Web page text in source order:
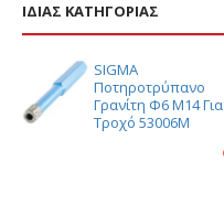
ΊΔΙΑΣ ΚΑΤΗΓΟΡΊΑΣ
SIGMA
Ποτηροτρύπανο
Γρανίτη Φ6 M14 Για
Τροχό 53006M